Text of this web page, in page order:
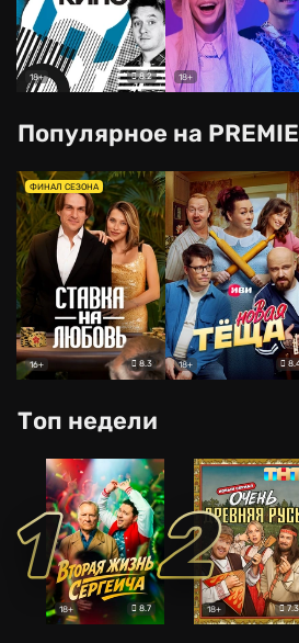
18+ 8.2 18+
Популярное на
16+ 8.3
ФИНАЛ СЕЗОНА
18+
Топ недели
1
18+ 8.7
2
18+ 7.3